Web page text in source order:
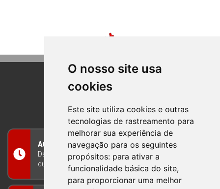
O nosso site usa
cookies
Este site utiliza cookies e outras
tecnologias de rastreamento para
melhorar sua experiência de
navegação para os seguintes
propósitos: para ativar a
funcionalidade básica do site,
para proporcionar uma melhor
BOM PRINCIPIO
RIO GRANDE DO SUL
Atendimento
Das 8h às 12h e das 13h às 17h30, de segunda a
quinta-feira, e nas sextas-feiras das 7h às 13h